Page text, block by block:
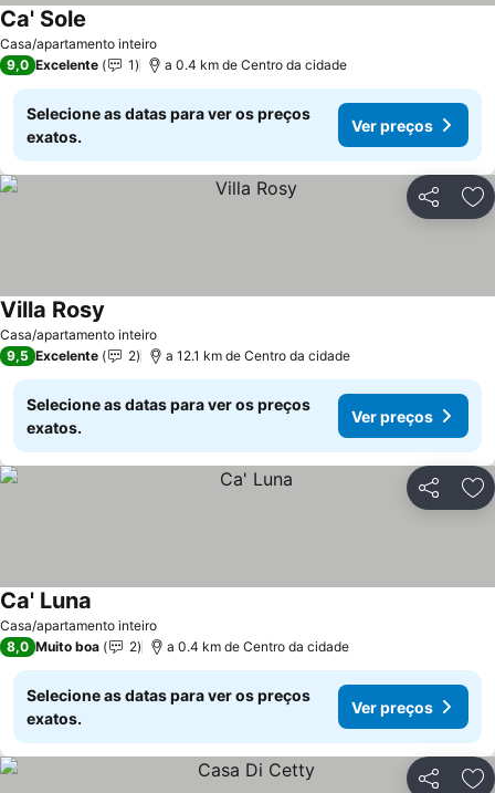
Casa/apartamento inteiro
Ca' Sole
9,0 Excelente 1 a 0.4 km de Centro da cidade
Selecione as datas para ver os preços
exatos.
Ver preços
Partilhar
Casa/apartamento inteiro
Villa Rosy
9,5 Excelente 2 a 12.1 km de Centro da cidade
Selecione as datas para ver os preços
exatos.
Ver preços
Partilhar
Casa/apartamento inteiro
Ca' Luna
8,0 Muito boa 2 a 0.4 km de Centro da cidade
Selecione as datas para ver os preços
exatos.
Ver preços
Partilhar